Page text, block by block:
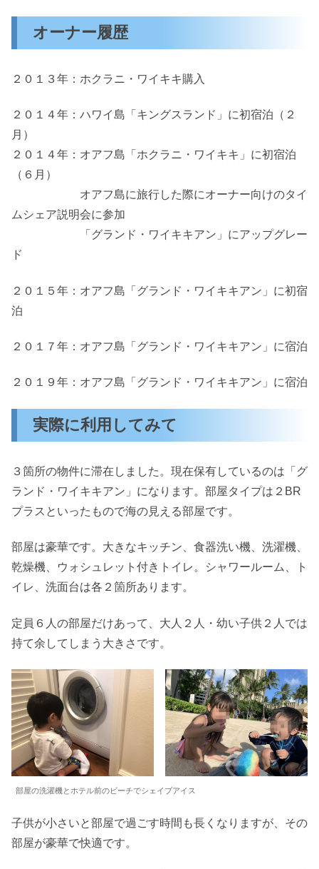
オーナー履歴
２０１３年：ホクラニ・ワイキキ購入
２０１４年：ハワイ島「キングスランド」に初宿泊（２
月）
２０１４年：オアフ島「ホクラニ・ワイキキ」に初宿泊
（６月）
オアフ島に旅行した際にオーナー向けのタイ
ムシェア説明会に参加
「グランド・ワイキキアン」にアップグレー
ド
２０１５年：オアフ島「グランド・ワイキキアン」に初宿
泊
２０１７年：オアフ島「グランド・ワイキキアン」に宿泊
２０１９年：オアフ島「グランド・ワイキキアン」に宿泊
実際に利用してみて
３箇所の物件に滞在しました。現在保有しているのは「グ
ランド・ワイキキアン」になります。部屋タイプは２BR
プラスといったもので海の見える部屋です。
部屋は豪華です。大きなキッチン、食器洗い機、洗濯機、
乾燥機、ウォシュレット付きトイレ。シャワールーム、ト
イレ、洗面台は各２箇所あります。
定員６人の部屋だけあって、大人２人・幼い子供２人では
持て余してしまう大きさです。
部屋の洗濯機とホテル前のビーチでシェイブアイス
子供が小さいと部屋で過ごす時間も長くなりますが、その
部屋が豪華で快適です。